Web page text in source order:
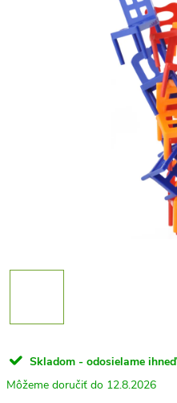
Skladom - odosielame ihneď
12.8.2026